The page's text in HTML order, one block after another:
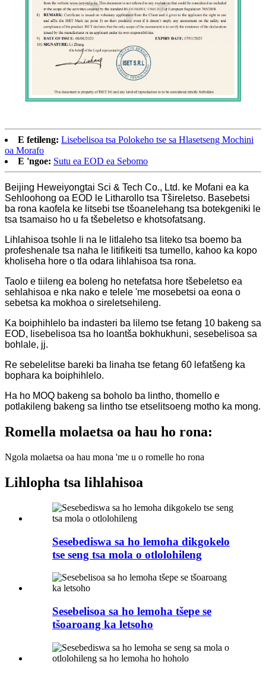
E fetileng: Lisebelisoa tsa Polokeho tse sa Hlasetseng Mochini
oa Morafo
E 'ngoe: Sutu ea EOD ea Sebomo
Beijing Heweiyongtai Sci & Tech Co., Ltd. ke Mofani ea ka
Sehloohong oa EOD le Litharollo tsa Tšireletso. Basebetsi
ba rona kaofela ke litsebi tse tšoanelehang tsa botekgeniki le
tsa tsamaiso ho u fa tšebeletso e khotsofatsang.
Lihlahisoa tsohle li na le litlaleho tsa liteko tsa boemo ba
profeshenale tsa naha le litifikeiti tsa tumello, kahoo ka kopo
kholiseha hore o tla odara lihlahisoa tsa rona.
Taolo e tiileng ea boleng ho netefatsa hore tšebeletso ea
sehlahisoa e nka nako e telele 'me mosebetsi oa eona o
sebetsa ka mokhoa o sireletsehileng.
Ka boiphihlelo ba indasteri ba lilemo tse fetang 10 bakeng sa
EOD, lisebelisoa tsa ho loantša bokhukhuni, sesebelisoa sa
bohlale, jj.
Re sebelelitse bareki ba linaha tse fetang 60 lefatšeng ka
bophara ka boiphihlelo.
Ha ho MOQ bakeng sa boholo ba lintho, thomello e
potlakileng bakeng sa lintho tse etselitsoeng motho ka mong.
Romella molaetsa oa hau ho rona:
Ngola molaetsa oa hau mona 'me u o romelle ho rona
Lihlopha tsa lihlahisoa
Sesebediswa sa ho lemoha dikgokelo
tse seng tsa mola o otlolohileng
Sesebelisoa sa ho lemoha tšepe se
tšoaroang ka letsoho